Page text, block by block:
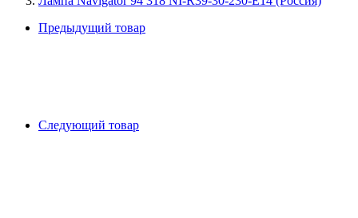
Предыдущий товар
Следующий товар